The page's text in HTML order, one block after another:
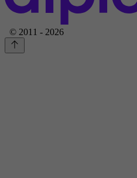
© 2011 - 2026